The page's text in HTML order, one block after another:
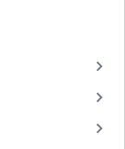
keyboard_arrow_right
keyboard_arrow_right
keyboard_arrow_right